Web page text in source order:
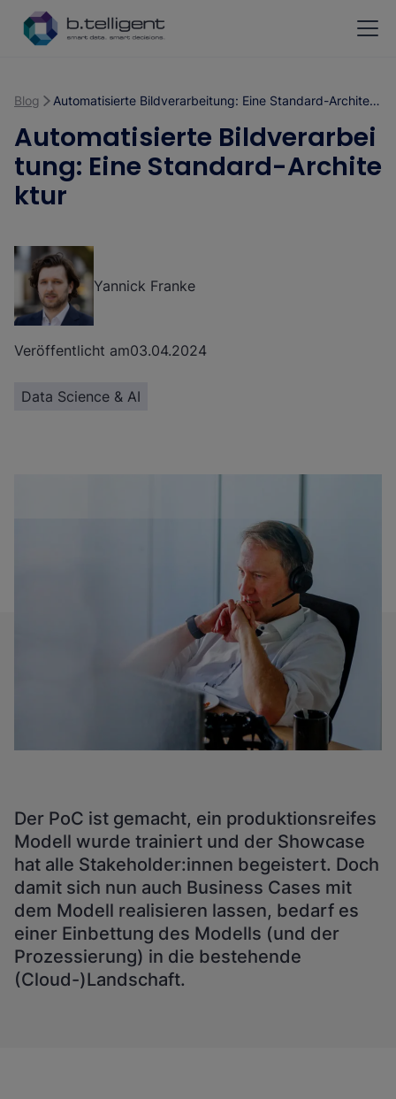
Zum Hauptinhalt springen
Blog Automatisierte Bildverarbeitung: Eine Standard-Architektur
Automatisierte Bildverarbei
tung: Eine Standard-Archite
ktur
Yannick Franke
Veröffentlicht am03.04.2024
Data Science & AI
Der PoC ist gemacht, ein produktionsreifes
Modell wurde trainiert und der Showcase
hat alle Stakeholder:innen begeistert. Doch
damit sich nun auch Business Cases mit
dem Modell realisieren lassen, bedarf es
einer Einbettung des Modells (und der
Prozessierung) in die bestehende
(Cloud-)Landschaft.